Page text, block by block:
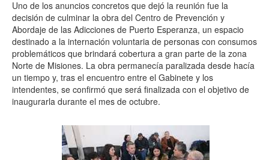
Uno de los anuncios concretos que dejó la reunión fue la
decisión de culminar la obra del Centro de Prevención y
Abordaje de las Adicciones de Puerto Esperanza, un espacio
destinado a la internación voluntaria de personas con consumos
problemáticos que brindará cobertura a gran parte de la zona
Norte de Misiones. La obra permanecía paralizada desde hacía
un tiempo y, tras el encuentro entre el Gabinete y los
intendentes, se confirmó que será finalizada con el objetivo de
inaugurarla durante el mes de octubre.